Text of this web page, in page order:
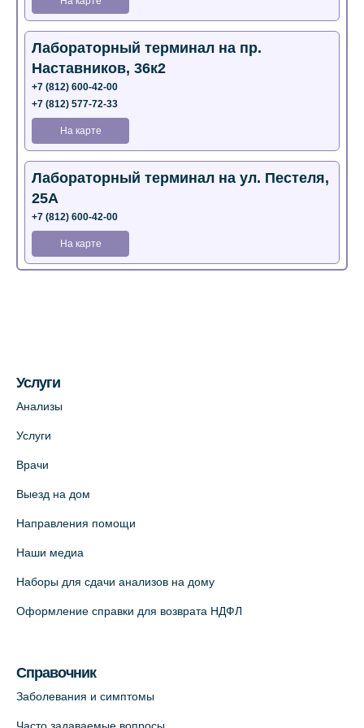
Лабораторный терминал на пр.
Наставников, 36к2
+7 (812) 600-42-00
+7 (812) 577-72-33
На карте
Лабораторный терминал на ул. Пестеля,
25А
+7 (812) 600-42-00
На карте
Медицинский центр на ул. Моисеенко, 5
+7 (812) 660-73-69
+7 (812) 660-73-69
На карте
Красносельское шоссе, 54, к.3
Услуги
Анализы
Услуги
Врачи
Выезд на дом
Направления помощи
Наши медиа
Наборы для сдачи анализов на дому
Оформление справки для возврата НДФЛ
Справочник
Заболевания и симптомы